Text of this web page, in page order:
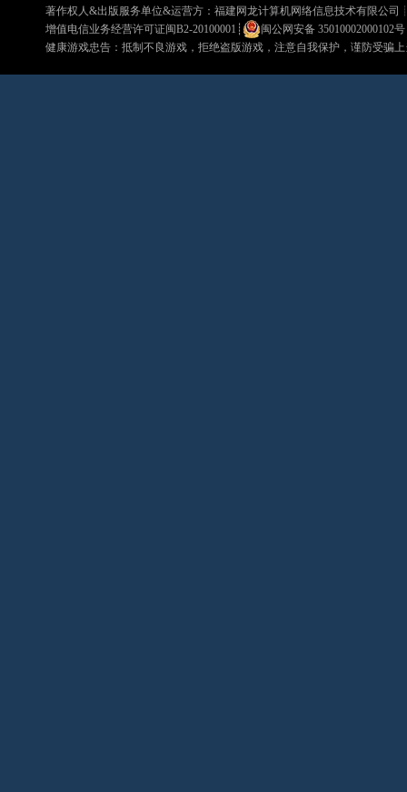
著作权人&出版服务单位&运营方：福建网龙计算机网络信息技术有限公司
增值电信业务经营许可证闽B2-20100001 ┊ 闽公网安备 35010002000102号
健康游戏忠告：抵制不良游戏，拒绝盗版游戏，注意自我保护，谨防受骗